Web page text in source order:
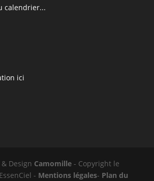
calendrier...
ici
Design Camomille- Copyright le
- Mentions légales- Plan du